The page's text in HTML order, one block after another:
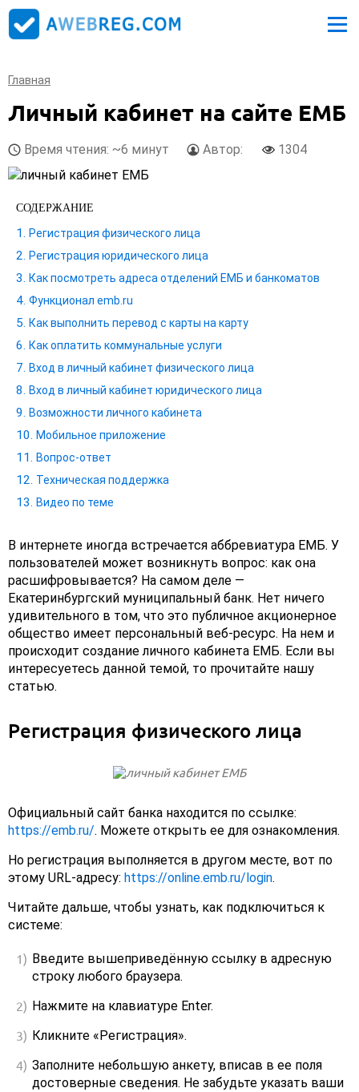
Главная
Личный кабинет на сайте ЕМБ
Время чтения: ~6 минут Автор: 1304
СОДЕРЖАНИЕ
Регистрация физического лица
Регистрация юридического лица
Как посмотреть адреса отделений ЕМБ и банкоматов
Функционал emb.ru
Как выполнить перевод с карты на карту
Как оплатить коммунальные услуги
Вход в личный кабинет физического лица
Вход в личный кабинет юридического лица
Возможности личного кабинета
Мобильное приложение
Вопрос-ответ
Техническая поддержка
Видео по теме
В интернете иногда встречается аббревиатура ЕМБ. У
пользователей может возникнуть вопрос: как она
расшифровывается? На самом деле —
Екатеринбургский муниципальный банк. Нет ничего
удивительного в том, что это публичное акционерное
общество имеет персональный веб-ресурс. На нем и
происходит создание личного кабинета ЕМБ. Если вы
интересуетесь данной темой, то прочитайте нашу
статью.
Регистрация физического лица
Официальный сайт банка находится по ссылке:
https://emb.ru/. Можете открыть ее для ознакомления.
Но регистрация выполняется в другом месте, вот по
этому URL-адресу: https://online.emb.ru/login.
Читайте дальше, чтобы узнать, как подключиться к
системе:
Введите вышеприведённую ссылку в адресную
строку любого браузера.
Нажмите на клавиатуре Enter.
Кликните «Регистрация».
Заполните небольшую анкету, вписав в ее поля
достоверные сведения. Не забудьте указать ваши